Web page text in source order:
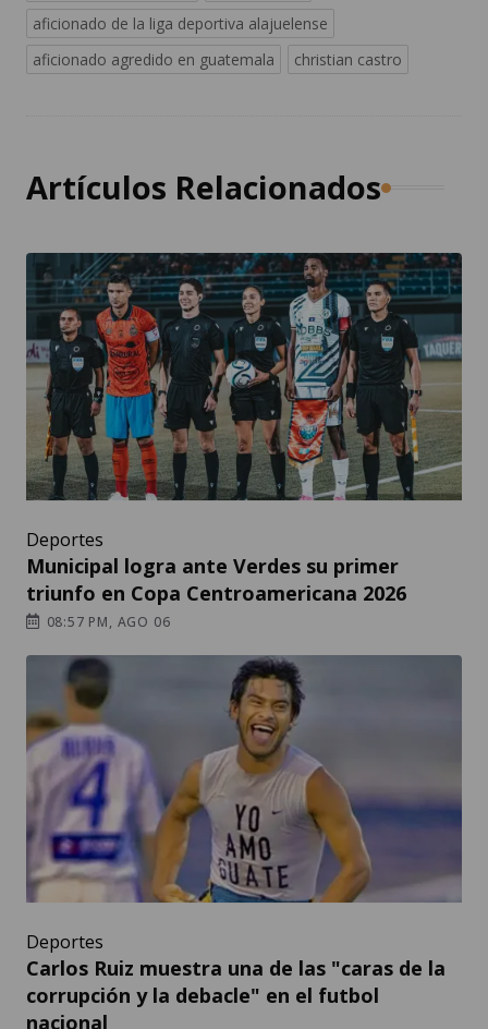
aficionado de la liga deportiva alajuelense
aficionado agredido en guatemala
christian castro
Artículos Relacionados
Deportes
Municipal logra ante Verdes su primer
triunfo en Copa Centroamericana 2026
08:57 PM, AGO 06
Deportes
Carlos Ruiz muestra una de las "caras de la
corrupción y la debacle" en el futbol
nacional